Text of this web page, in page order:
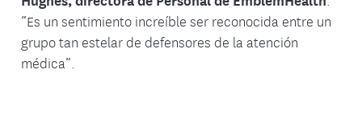
“Es un sentimiento increíble ser reconocida entre un
grupo tan estelar de defensores de la atención
médica”.